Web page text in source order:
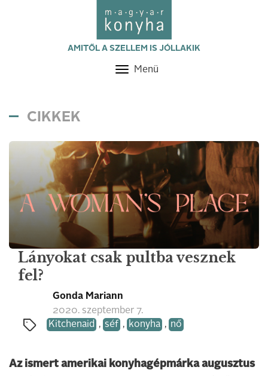
AMITŐL A SZELLEM IS JÓLLAKIK
Toggle
Menü
CIKKEK
Lányokat csak pultba vesznek
fel?
Gonda Mariann
2020. szeptember 7.
Kitchenaid
, séf , konyha , nő
Az ismert amerikai konyhagépmárka augusztus